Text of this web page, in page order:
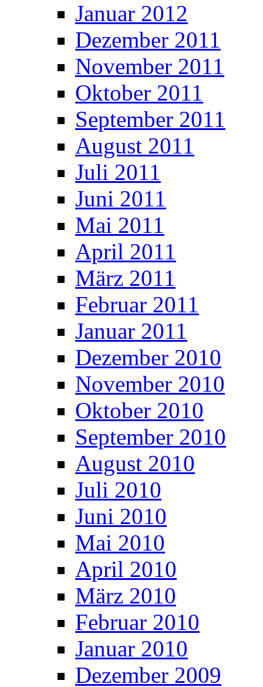
Januar 2012
Dezember 2011
November 2011
Oktober 2011
September 2011
August 2011
Juli 2011
Juni 2011
Mai 2011
April 2011
März 2011
Februar 2011
Januar 2011
Dezember 2010
November 2010
Oktober 2010
September 2010
August 2010
Juli 2010
Juni 2010
Mai 2010
April 2010
März 2010
Februar 2010
Januar 2010
Dezember 2009